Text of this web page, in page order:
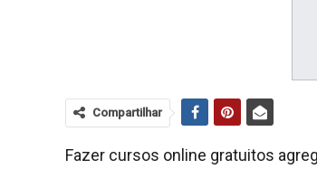
Compartilhar
Fazer cursos online gratuitos